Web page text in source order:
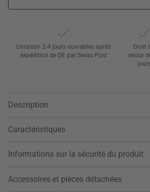
Livraison 2-4 jours ouvrables après
expédition de DE par Swiss Post
Droit
retour
Description
Caractéristiques
Informations sur la sécurité du produit
Accessoires et pièces détachées